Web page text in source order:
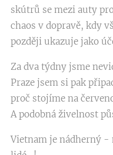
skútrů se mezi auty
chaos v dopravě, kdy
později ukazuje jako
Za dva týdny jsme
Praze jsem si pak
proč stojíme na
A podobná živelnost
Vietnam je nádherný -